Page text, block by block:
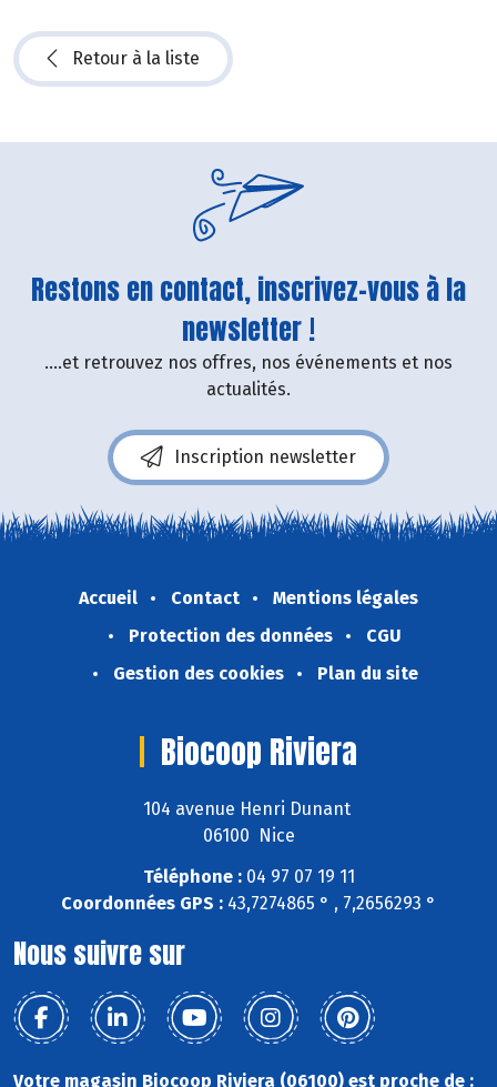
Retour à la liste
Restons en contact, inscrivez-vous à la
newsletter !
....et retrouvez nos offres, nos événements et nos
actualités.
Inscription newsletter
Accueil Contact
Mentions légales
Protection des données
CGU
Gestion des cookies
Plan du site
Biocoop Riviera
104 avenue Henri Dunant
06100 Nice
Téléphone :04 97 07 19 11
Coordonnées GPS : 43,7274865 ° , 7,2656293 °
Nous suivre sur
Votre magasin Biocoop Riviera (06100) est proche de :